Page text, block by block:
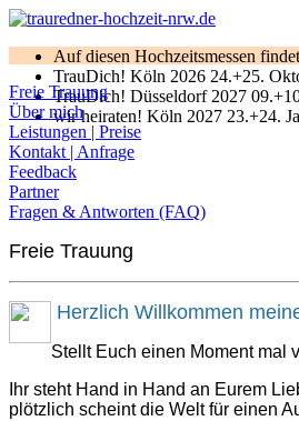
Auf diesen Hochzeitsmessen
TrauDich! Köln 2026 24.+25.
TrauDich! Düsseldorf 2027
wir heiraten! Köln 2027 23.+24.
Freie Trauung
Über mich
Leistungen | Preise
Kontakt | Anfrage
Feedback
Partner
Fragen & Antworten (FAQ)
Freie Trauung
Herzlich Willkommen
Stellt Euch einen Moment mal
Ihr steht Hand in Hand an Eurem
plötzlich scheint die Welt für einen